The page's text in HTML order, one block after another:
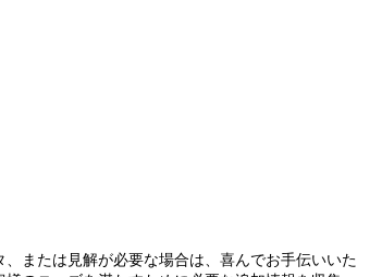
または見解が必要な場合は、喜んでお手伝いいた